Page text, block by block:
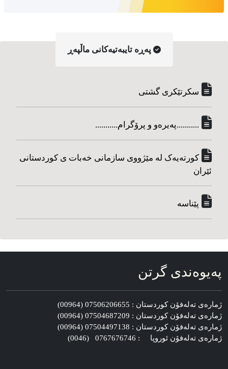
په‌ڕه‌ تایبه‌تیه‌کانی ماڵپه‌ڕ
سکرتێکری گشتی
...........په‌یره‌و و پرۆگرام...........
کورته‌یه‌ک له مێژووی سازمانی خه‌بات ی کوردستانی
ئێران
پێناسه‌
په‌یوه‌ندی گرتن
ژماره‌ی ته‌له‌فۆن کوردستان : 07506206655 (00964)
ژماره‌ی ته‌له‌فۆن کوردستان : 07504687209 (00964)
ژماره‌ی ته‌له‌فۆن کوردستان : 07504497138 (00964)
ژماره‌ی ته‌له‌فۆن ئوروپا : 0767676746 (0046)